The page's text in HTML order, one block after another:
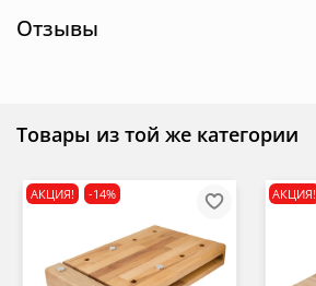
Отзывы
Товары из той же категории
АКЦИЯ! -14% АКЦИЯ!